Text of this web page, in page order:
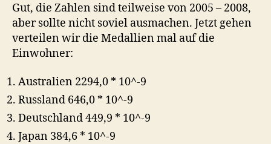
Gut, die Zahlen sind teilweise von 2005 – 2008,
aber sollte nicht soviel ausmachen. Jetzt gehen
verteilen wir die Medallien mal auf die
Einwohner:
Australien 2294,0 * 10^-9
Russland 646,0 * 10^-9
Deutschland 449,9 * 10^-9
Japan 384,6 * 10^-9